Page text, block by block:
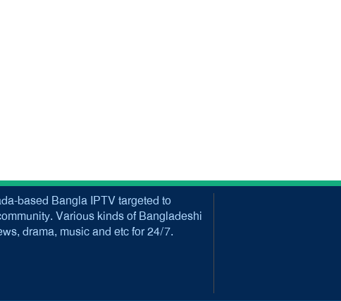
based Bangla IPTV targeted to
Various kinds of Bangladeshi
drama, music and etc for 24/7.